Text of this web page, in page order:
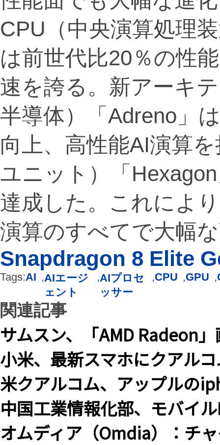
CPU（中央演算処理
は前世代比20％の性
速を誇る。新アーキ
半導体）「Adreno」
向上、高性能AI演算
ユニット）「
達成した。これによ
演算のすべてで大幅
Snapdragon 8 Elite
Tags:AI ,AIエージ
ェント
,AIプロセ
ッサー
,CPU ,GPU ,
関連記事
サムスン、「AMD Radeon
小米、最新スマホにクアル
米クアルコム、アップルの
中国工業情報化部、モバイ
オムディア（Omdia）：チ